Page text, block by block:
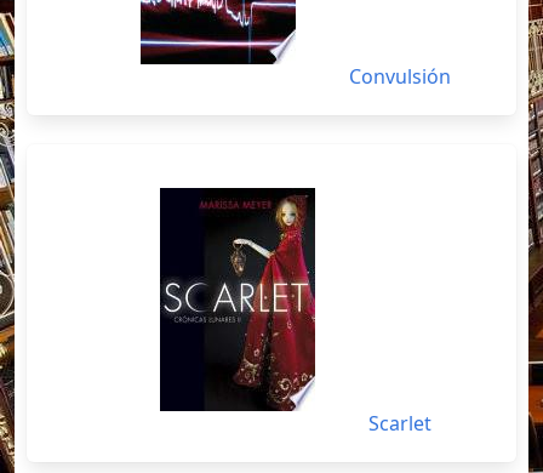
Convulsión
Scarlet